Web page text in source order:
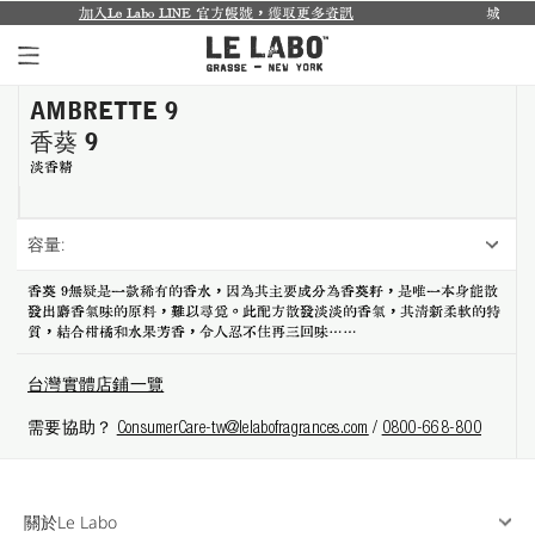
個人香氛系列
室內香氛系列
別緻小物
探索體驗裝
影像紀錄
加入Le Labo LINE 官方帳號，獲取更多資訊 城市限定系列回
AMBRETTE 9
香葵 9
淡香精
容量:
香葵 9無疑是一款稀有的香水，因為其主要成分為香葵籽，是唯一本身能散
發出麝香氣味的原料，難以尋覓。此配方散發淡淡的香氣，其清新柔軟的特
質，結合柑橘和水果芳香，令人忍不住再三回味……
台灣實體店鋪一覽
需要協助？ ConsumerCare-tw@lelabofragrances.com / 0800-668-800
關於Le Labo